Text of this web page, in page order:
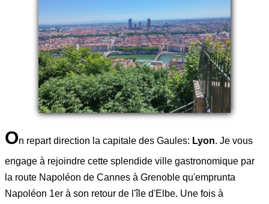
On repart direction la capitale des Gaules: Lyon. Je vous
engage à rejoindre cette splendide ville gastronomique par
la route Napoléon de Cannes à Grenoble qu'emprunta
Napoléon 1er à son retour de l'île d'Elbe. Une fois à